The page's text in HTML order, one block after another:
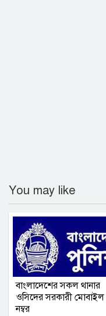
You may like
বাংলাদেশের সকল থানার
ওসিদের সরকারী মোবাইল
নম্বর